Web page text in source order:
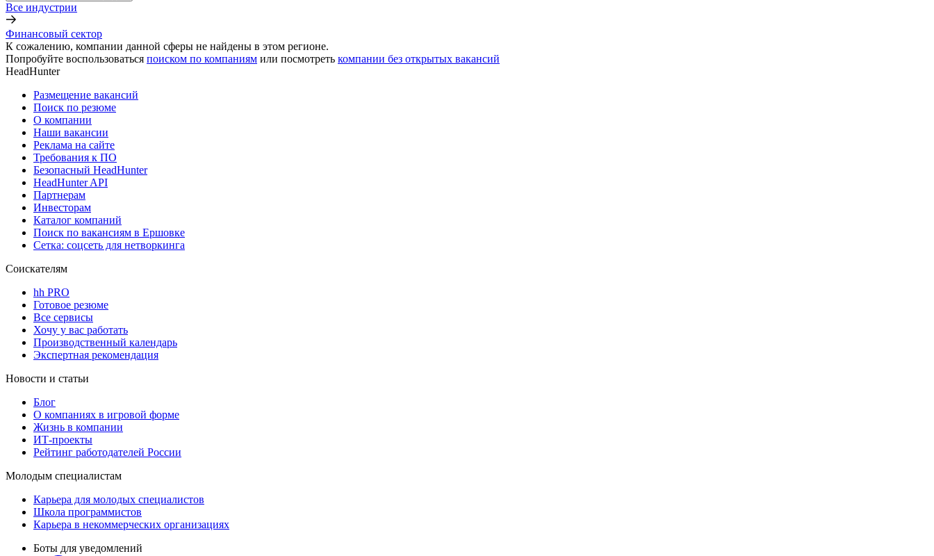
Все индустрии
Финансовый сектор
К сожалению, компании данной сферы не найдены в этом регионе.
Попробуйте воспользоваться поиском по компаниям или посмотреть компании без открытых вакансий
HeadHunter
Размещение вакансий
Поиск по резюме
О компании
Наши вакансии
Реклама на сайте
Требования к ПО
Безопасный HeadHunter
HeadHunter API
Партнерам
Инвесторам
Каталог компаний
Поиск по вакансиям в Ершовке
Сетка: соцсеть для нетворкинга
Соискателям
hh PRO
Готовое резюме
Все сервисы
Хочу у вас работать
Производственный календарь
Экспертная рекомендация
Новости и статьи
Блог
О компаниях в игровой форме
Жизнь в компании
ИТ-проекты
Рейтинг работодателей России
Молодым специалистам
Карьера для молодых специалистов
Школа программистов
Карьера в некоммерческих организациях
Боты для уведомлений